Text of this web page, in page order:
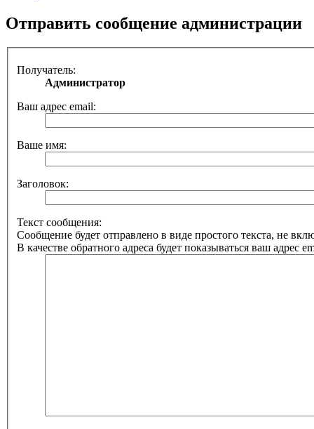
Отправить сообщение администрации
Получатель:
Администратор
Ваш адрес email:
Ваше имя:
Заголовок:
Текст сообщения:
Сообщение будет отправлено в виде простого текста, не
В качестве обратного адреса будет показываться ваш адрес